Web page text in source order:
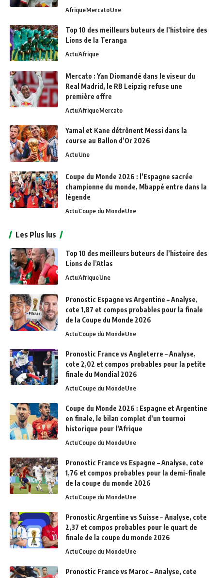
AfriqueMercatoUne
Top 10 des meilleurs buteurs de l’histoire des
Lions de la Teranga
ActuAfrique
Mercato : Yan Diomandé dans le viseur du
Real Madrid, le RB Leipzig refuse une
première offre
ActuAfriqueMercato
Yamal et Kane détrônent Messi dans la
course au Ballon d’Or 2026
ActuUne
Coupe du Monde 2026 : l’Espagne sacrée
championne du monde, Mbappé entre dans la
légende
ActuCoupe du MondeUne
Les Plus lus
Top 10 des meilleurs buteurs de l’histoire des
Lions de l’Atlas
ActuAfriqueUne
Pronostic Espagne vs Argentine – Analyse,
cote 1,87 et compos probables pour la finale
de la Coupe du Monde 2026
ActuCoupe du MondeUne
Pronostic France vs Angleterre – Analyse,
cote 2,02 et compos probables pour la petite
finale du Mondial 2026
ActuCoupe du MondeUne
Coupe du Monde 2026 : Espagne et Argentine
en finale, le bilan complet d’un tournoi
historique pour l’Afrique
ActuCoupe du MondeUne
Pronostic France vs Espagne – Analyse, cote
1,76 et compos probables pour la demi-finale
de la coupe du monde 2026
ActuCoupe du MondeUne
Pronostic Argentine vs Suisse – Analyse, cote
2,37 et compos probables pour le quart de
finale de la coupe du monde 2026
ActuCoupe du MondeUne
Pronostic France vs Maroc – Analyse, cote